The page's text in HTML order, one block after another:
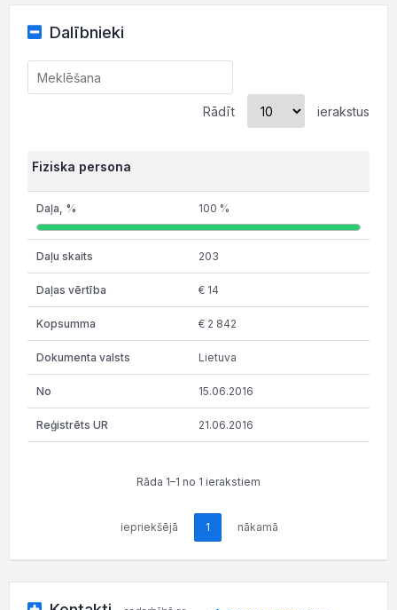
Dalībnieki
Rādīt ierakstus
Fiziska persona
100 %
203
€ 14
€ 2 842
Lietuva
15.06.2016
21.06.2016
Rāda 1–1 no 1 ierakstiem
iepriekšējā 1 nākamā